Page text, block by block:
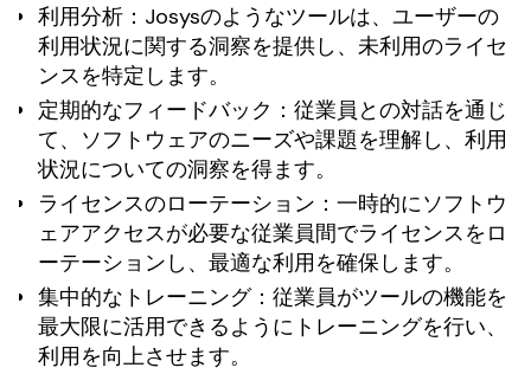
利用分析 ：Josysのようなツールは、ユーザーの
利用状況に関する洞察を提供し、未利用のライセ
ンスを特定します。
定期的なフィードバック ：従業員との対話を通じ
て、ソフトウェアのニーズや課題を理解し、利用
状況についての洞察を得ます。
ライセンスのローテーション ：一時的にソフトウ
ェアアクセスが必要な従業員間でライセンスをロ
ーテーションし、最適な利用を確保します。
集中的なトレーニング：従業員がツールの機能を
最大限に活用できるようにトレーニングを行い、
利用を向上させます。